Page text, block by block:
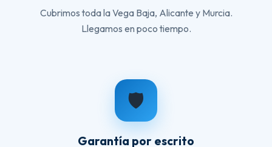
Cubrimos toda la Vega Baja, Alicante y Murcia.
Llegamos en poco tiempo.
🛡️
Garantía por escrito